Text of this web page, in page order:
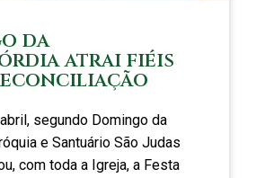
da
atrai fiéis
segundo Domingo da
e Santuário São Judas
com toda a Igreja, a Festa